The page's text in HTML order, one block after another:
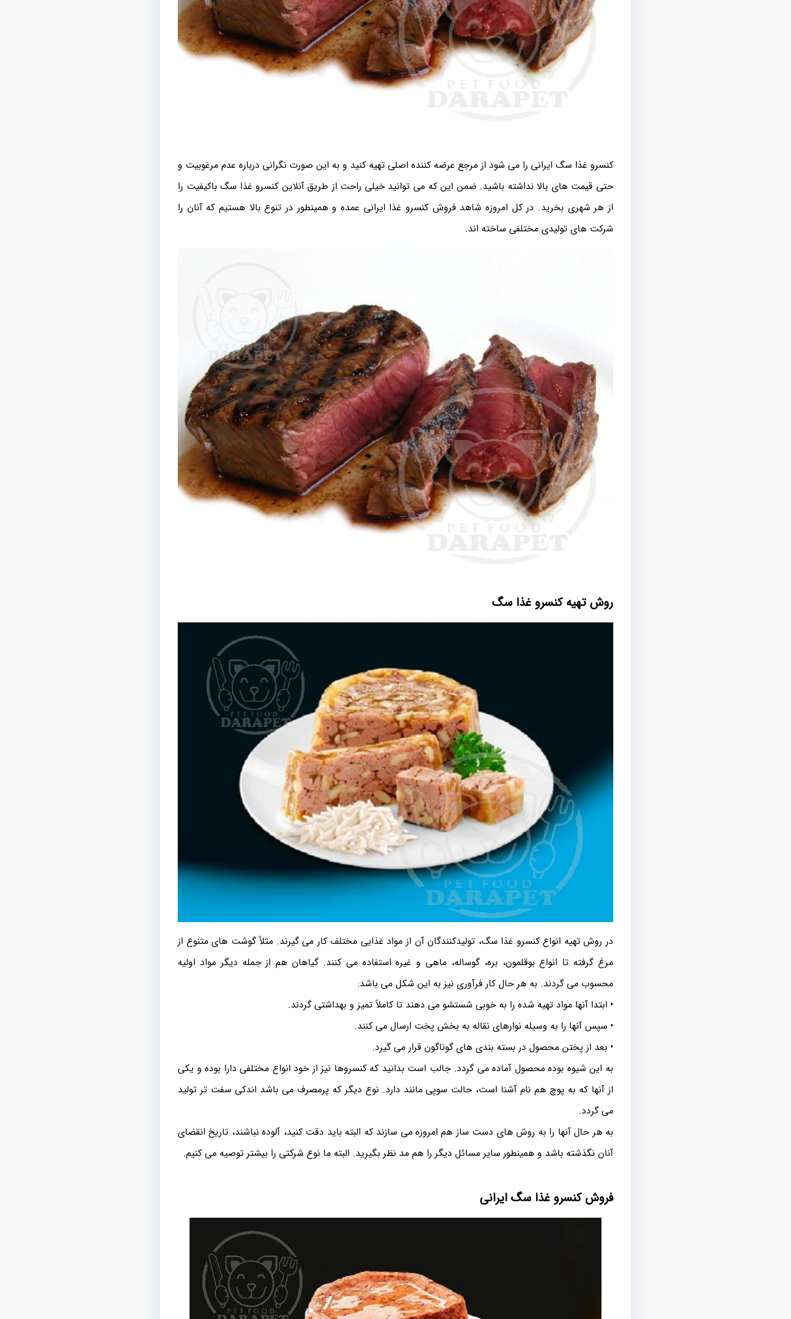
کنسرو غذا سگ ایرانی را می شود از مرجع عرضه کننده اصلی تهیه کنید و به این صورت نگرانی درباره عدم مرغوبیت و
حتی قیمت های بالا نداشته باشید. ضمن این که می توانید خیلی راحت از طریق آنلاین کنسرو غذا سگ باکیفیت را
از هر شهری بخرید. در کل امروزه شاهد فروش کنسرو غذا ایرانی عمده و همینطور در تنوع بالا هستیم که آنان را
شرکت های تولیدی مختلفی ساخته اند.
روش تهیه کنسرو غذا سگ
در روش تهیه انواع کنسرو غذا سگ، تولیدکنندگان‌ آن از مواد غذایی مختلف کار می گیرند. مثلاً گوشت های متنوع از
مرغ گرفته تا انواع بوقلمون، بره، گوساله، ماهی و غیره استفاده می کنند. گیاهان هم از جمله دیگر مواد اولیه
محسوب می گردند. به هر حال کار فرآوری نیز به این شکل می باشد:
• ابتدا آنها مواد تهیه شده را به خوبی شستشو می دهند تا کاملاً تمیز و بهداشتی گردند.
• سپس آنها را به وسیله نوارهای نقاله به بخش پخت ارسال می کنند.
• بعد از پختن محصول در بسته بندی های گوناگون قرار می گیرد.
به این شیوه بوده محصول آماده می گردد. جالب است بدانید که کنسروها نیز از خود انواع مختلفی دارا بوده و یکی
از آنها که به پوچ هم نام آشنا است، حالت سوپی مانند دارد. نوع دیگر که پرمصرف‌ می باشد اندکی سفت تر تولید
می گردد.
به هر حال آنها را به روش های دست ساز هم امروزه می سازند که البته باید دقت کنید، آلوده نباشند، تاریخ انقضای
آنان نگذشته‌ باشد و همینطور سایر مسائل دیگر را هم مد نظر بگیرید. البته ما نوع شرکتی را بیشتر توصیه می کنیم.
فروش کنسرو غذا سگ ایرانی